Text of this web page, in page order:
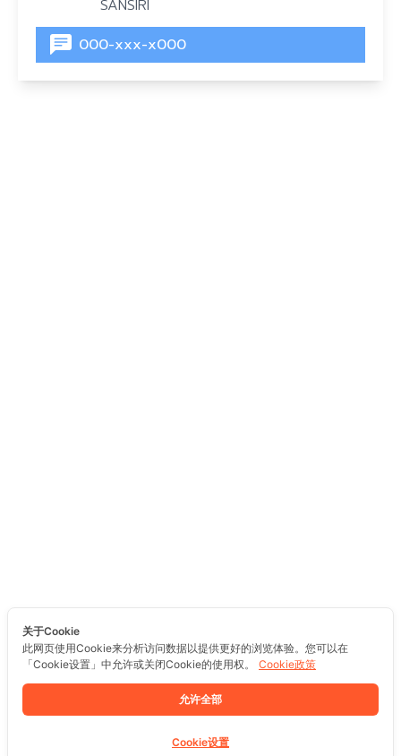
SANSIRI
000-xxx-x000
关于Cookie
此网页使用Cookie来分析访问数据以提供更好的浏览体验。您可以在
「Cookie设置」中允许或关闭Cookie的使用权。
Cookie政策
允许全部
Cookie设置